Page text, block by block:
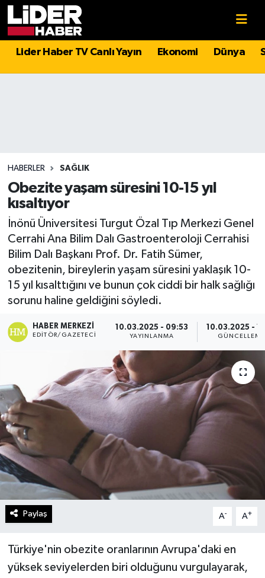
Lider Haber TV Canlı Yayın Ekonomi Dünya
HABERLER SAĞLIK
Obezite yaşam süresini 10-15 yıl
kısaltıyor
İnönü Üniversitesi Turgut Özal Tıp Merkezi Genel
Cerrahi Ana Bilim Dalı Gastroenteroloji Cerrahisi
Bilim Dalı Başkanı Prof. Dr. Fatih Sümer,
obezitenin, bireylerin yaşam süresini yaklaşık 10-
15 yıl kısalttığını ve bunun çok ciddi bir halk sağlığı
sorunu haline geldiğini söyledi.
HABER MERKEZI
EDITÖR/GAZETECI
10.03.2025 - 09:53
YAYINLANMA
10.03.2025 -
GÜNCELLEME
Paylaş A- A+
Türkiye'nin obezite oranlarının Avrupa'daki en
yüksek seviyelerden biri olduğunu vurgulayarak,
Politika
Magazin
Spor
Sağlık
Teknoloji
Turizm
Hava Durumu
Süper Lig Puan Durumu ve Fikstür
Tüm Manşetler
Son Dakika Haberleri
Haber Arşivi